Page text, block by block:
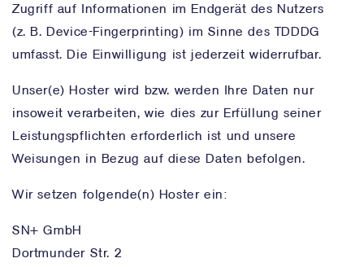
Zugriff auf Informationen im Endgerät des Nutzers
(z. B. Device-Fingerprinting) im Sinne des TDDDG
umfasst. Die Einwilligung ist jederzeit widerrufbar.
Unser(e) Hoster wird bzw. werden Ihre Daten nur
insoweit verarbeiten, wie dies zur Erfüllung seiner
Leistungspflichten erforderlich ist und unsere
Weisungen in Bezug auf diese Daten befolgen.
Wir setzen folgende(n) Hoster ein:
SN+ GmbH
Dortmunder Str. 2